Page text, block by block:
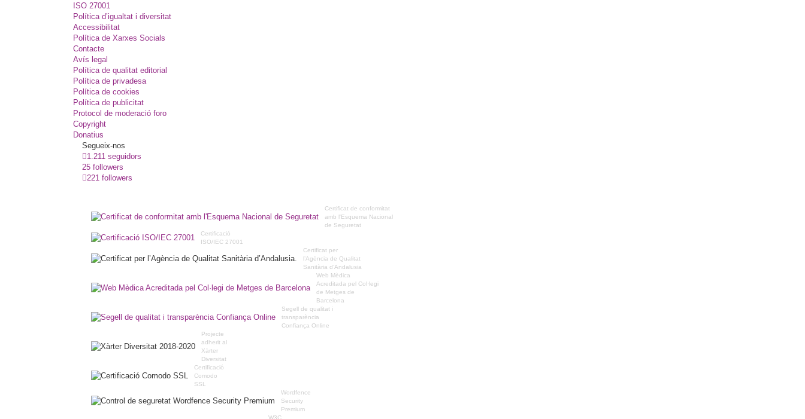
ISO 27001
Política d’igualtat i diversitat
Accessibilitat
Política de Xarxes Socials
Contacte
Avís legal
Política de qualitat editorial
Política de privadesa
Política de cookies
Política de publicitat
Protocol de moderació foro
Copyright
Donatius
Segueix-nos
1.211 seguidors
25 followers
221 followers
Certificat de conformitat
amb l'Esquema Nacional
de Seguretat
Certificació
ISO/IEC 27001
Certificat per
l’Agència de Qualitat
Sanitària d’Andalusia
Web Mèdica
Acreditada pel Col·legi
de Metges de
Barcelona
Segell de qualitat i
transparència
Confiança Online
Projecte
adherit al
Xàrter
Diversitat
Certificació
Comodo
SSL
Wordfence
Security
Premium
W3C